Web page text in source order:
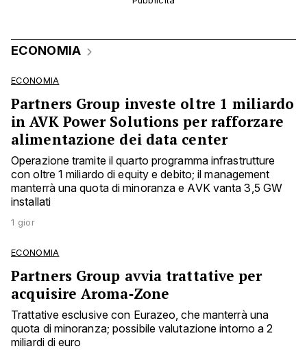
ECONOMIA
ECONOMIA
Partners Group investe oltre 1 miliardo
in AVK Power Solutions per rafforzare
alimentazione dei data center
Operazione tramite il quarto programma infrastrutture
con oltre 1 miliardo di equity e debito; il management
manterrà una quota di minoranza e AVK vanta 3,5 GW
installati
1 gior
ECONOMIA
Partners Group avvia trattative per
acquisire Aroma‑Zone
Trattative esclusive con Eurazeo, che manterrà una
quota di minoranza; possibile valutazione intorno a 2
miliardi di euro